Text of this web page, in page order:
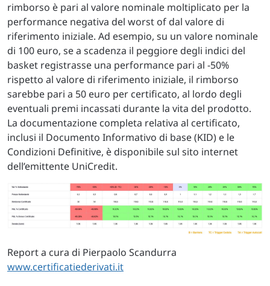
rimborso è pari al valore nominale moltiplicato per la
performance negativa del worst of dal valore di
riferimento iniziale. Ad esempio, su un valore nominale
di 100 euro, se a scadenza il peggiore degli indici del
basket registrasse una performance pari al -50%
rispetto al valore di riferimento iniziale, il rimborso
sarebbe pari a 50 euro per certificato, al lordo degli
eventuali premi incassati durante la vita del prodotto.
La documentazione completa relativa al certificato,
inclusi il Documento Informativo di base (KID) e le
Condizioni Definitive, è disponibile sul sito internet
dell’emittente UniCredit.
Report a cura di Pierpaolo Scandurra
www.certificatiederivati.it